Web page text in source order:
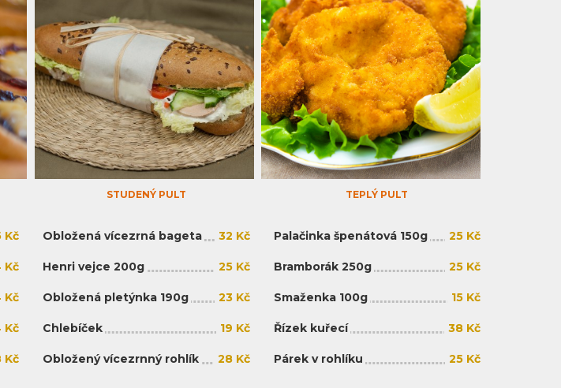
Kč
Kč
Kč
Kč
Kč
STUDENÝ PULT
Obložená vícezrná bageta 32 Kč
Henri vejce 200g 25 Kč
Obložená pletýnka 190g 23 Kč
Chlebíček 19 Kč
Obložený vícezrnný rohlík 28 Kč
TEPLÝ PULT
Palačinka špenátová 150g 25 Kč
Bramborák 250g 25 Kč
Smaženka 100g 15 Kč
Řízek kuřecí 38 Kč
Párek v rohlíku 25 Kč